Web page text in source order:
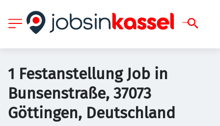
1 Festanstellung Job in
Bunsenstraße, 37073
Göttingen, Deutschland